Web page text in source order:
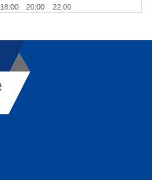
18:00 20:00 22:00